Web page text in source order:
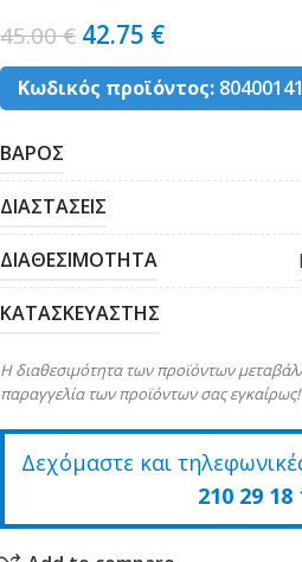
45.00€ 42.75 €
Κωδικός προϊόντος: 80400141
ΒΑΡΟΣ
ΔΙΑΣΤΑΣΕΙΣ
ΔΙΑΘΕΣΙΜΟΤΗΤΑ
ΚΑΤΑΣΚΕΥΑΣΤΗΣ
Η διαθεσιμότητα των προϊόντων
παραγγελία των προϊόντων σας εγκαίρως!
Δεχόμαστε και
210 29 18